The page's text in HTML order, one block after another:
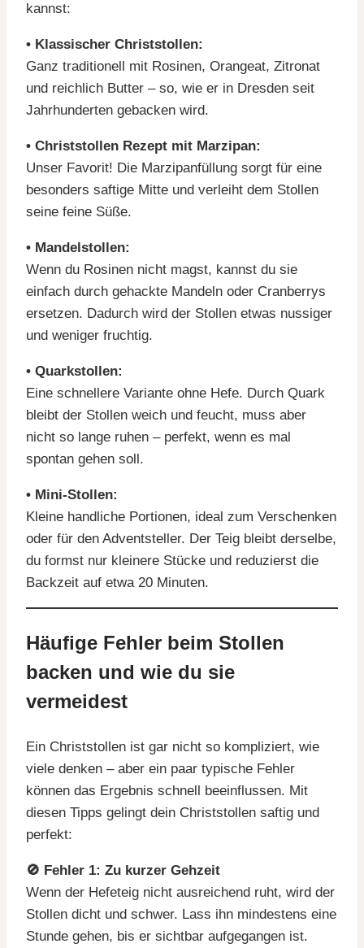
kannst:
• Klassischer Christstollen:
Ganz traditionell mit Rosinen, Orangeat, Zitronat
und reichlich Butter – so, wie er in Dresden seit
Jahrhunderten gebacken wird.
• Christstollen Rezept mit Marzipan:
Unser Favorit! Die Marzipanfüllung sorgt für eine
besonders saftige Mitte und verleiht dem Stollen
seine feine Süße.
• Mandelstollen:
Wenn du Rosinen nicht magst, kannst du sie
einfach durch gehackte Mandeln oder Cranberrys
ersetzen. Dadurch wird der Stollen etwas nussiger
und weniger fruchtig.
• Quarkstollen:
Eine schnellere Variante ohne Hefe. Durch Quark
bleibt der Stollen weich und feucht, muss aber
nicht so lange ruhen – perfekt, wenn es mal
spontan gehen soll.
• Mini-Stollen:
Kleine handliche Portionen, ideal zum Verschenken
oder für den Adventsteller. Der Teig bleibt derselbe,
du formst nur kleinere Stücke und reduzierst die
Backzeit auf etwa 20 Minuten.
Häufige Fehler beim Stollen
backen und wie du sie
vermeidest
Ein Christstollen ist gar nicht so kompliziert, wie
viele denken – aber ein paar typische Fehler
können das Ergebnis schnell beeinflussen. Mit
diesen Tipps gelingt dein Christstollen saftig und
perfekt:
🚫 Fehler 1: Zu kurzer Gehzeit
Wenn der Hefeteig nicht ausreichend ruht, wird der
Stollen dicht und schwer. Lass ihn mindestens eine
Stunde gehen, bis er sichtbar aufgegangen ist.